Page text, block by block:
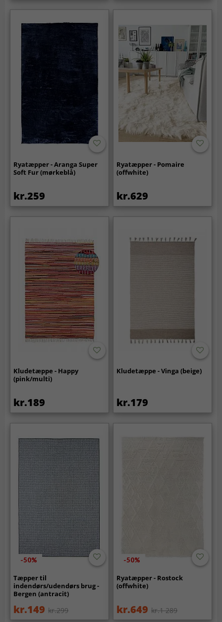
Ryatæpper - Aranga Super
Soft Fur (mørkeblå)
kr.259
Ryatæpper - Pomaire
(offwhite)
kr.629
Kludetæppe - Happy
(pink/multi)
kr.189
Kludetæppe - Vinga (beige)
kr.179
-50%
Tæpper til
indendørs/udendørs brug -
Bergen (antracit)
kr.149 kr.299
-50%
Ryatæpper - Rostock
(offwhite)
kr.649 kr.1 289